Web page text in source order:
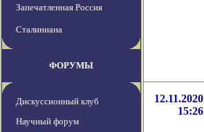
Запечатленная Россия
Сталиниана
ФОРУМЫ
Дискуссионный клуб
Научный форум
12.11.2020
15:26